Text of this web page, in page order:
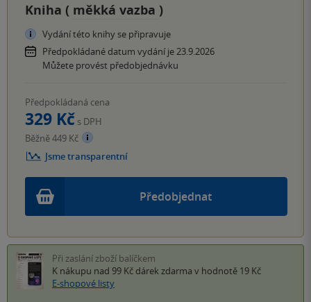
Kniha ( měkká vazba )
Vydání této knihy se připravuje
Předpokládané datum vydání je 23.9.2026
Můžete provést předobjednávku
Předobjednat
Předpokládaná cena
329 Kč s DPH
Běžně 449 Kč
Jsme transparentní
Při zaslání zboží balíčkem
K nákupu nad 99 Kč dárek zdarma v hodnotě 19 Kč
E-shopové listy